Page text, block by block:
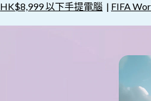
HK$8,999 以下手提電腦 | FIFA